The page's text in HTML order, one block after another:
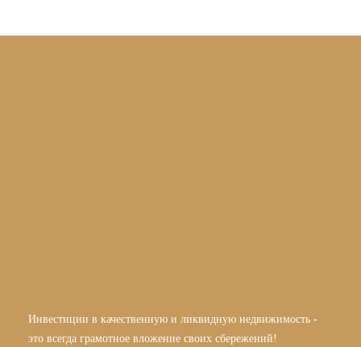
Инвестиции в качественную и ликвидную недвижимость -
это всегда грамотное вложение своих сбережений!